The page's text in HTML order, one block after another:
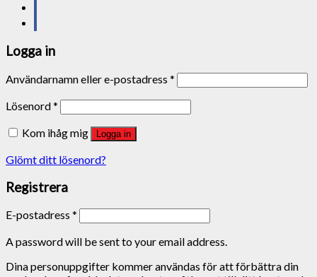
Logga in
Användarnamn eller e-postadress *
Lösenord*
Kom ihåg mig
Logga in
Glömt ditt lösenord?
Registrera
E-postadress *
A password will be sent to your email address.
Dina personuppgifter kommer användas för att förbättra din